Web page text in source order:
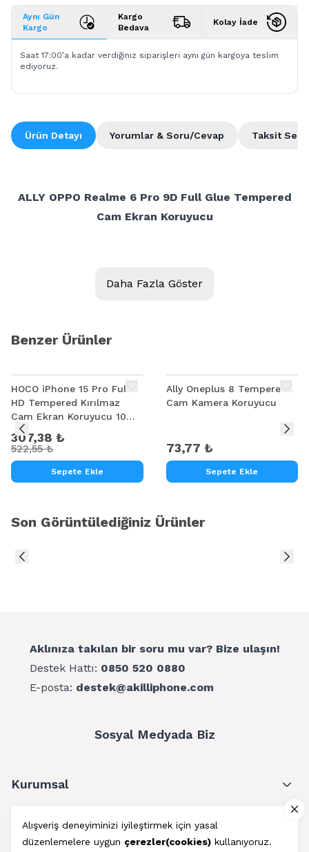
Alışveriş deneyiminizi iyileştirmek için yasal
düzenlemelere uygun çerezler(cookies) kullanıyoruz.
Aynı Gün
Kargo
Kargo
Bedava
Kolay İade
Saat 17:00’a kadar verdiğiniz siparişleri aynı gün kargoya teslim
ediyoruz.
Ürün Detayı Taksit
Yorumlar & Soru/Cevap
ALLY OPPO Realme 6 Pro 9D Full Glue Tempered
Cam Ekran Koruyucu
Daha Fazla Göster
Benzer Ürünler
HOCO iPhone 15 Pro Full
HD Tempered Kırılmaz
Cam Ekran Koruyucu 10
Adet set
307,38 ₺
522,55 ₺
Sepete Ekle
Ally Oneplus 8 Tempered
Cam Kamera Koruyucu
73,77 ₺
Sepete Ekle
Son Görüntülediğiniz Ürünler
Aklınıza takılan bir soru mu var? Bize ulaşın!
Destek Hattı: 0850 520 0880
E-posta: destek@akilliphone.com
Sosyal Medyada Biz
Kurumsal
Müşteri Hizmetleri